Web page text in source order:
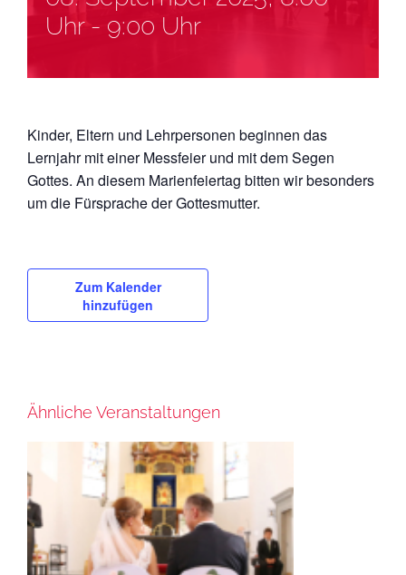
Uhr- 9:00 Uhr
Kinder, Eltern und Lehrpersonen beginnen das
Lernjahr mit einer Messfeier und mit dem Segen
Gottes. An diesem Marienfeiertag bitten wir besonders
um die Fürsprache der Gottesmutter.
Zum Kalender
hinzufügen
Ähnliche Veranstaltungen